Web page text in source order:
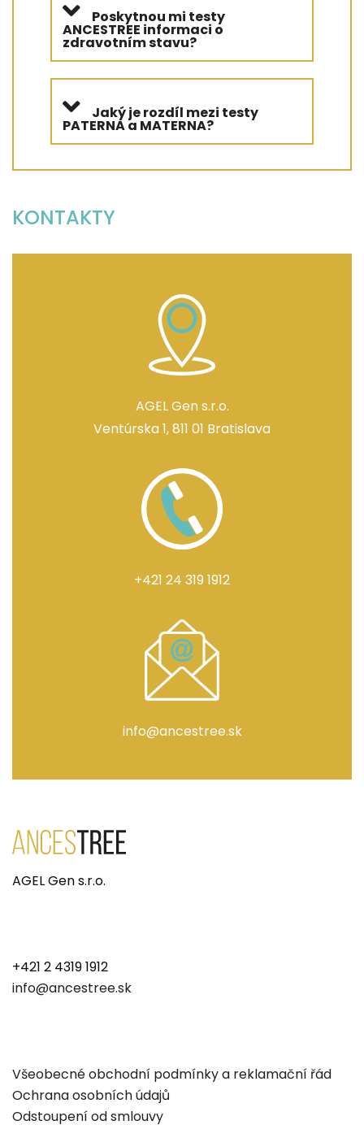
Poskytnou mi testy
ANCESTREE informaci o
zdravotním stavu?
Jaký je rozdíl mezi testy
PATERNA a MATERNA?
KONTAKTY
AGEL Gen s.r.o.
Ventúrska 1, 811 01 Bratislava
+421 24 319 1912
info@ancestree.sk
AGEL Gen s.r.o.
+421 2 4319 1912
info@ancestree.sk
Všeobecné obchodní podmínky a reklamační řád
Ochrana osobních údajů
Odstoupení od smlouvy